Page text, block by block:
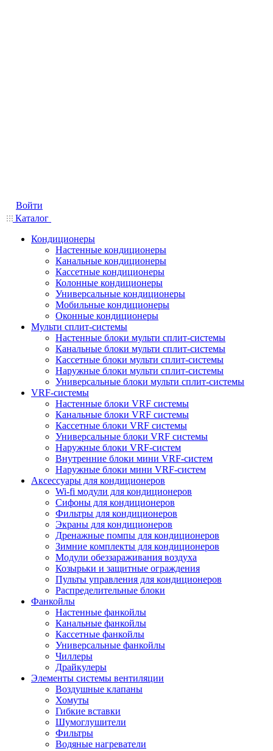
Войти
Каталог
Кондиционеры
Настенные кондиционеры
Канальные кондиционеры
Кассетные кондиционеры
Колонные кондиционеры
Универсальные кондиционеры
Мобильные кондиционеры
Оконные кондиционеры
Мульти сплит-системы
Настенные блоки мульти сплит-системы
Канальные блоки мульти сплит-системы
Кассетные блоки мульти сплит-системы
Наружные блоки мульти сплит-системы
Универсальные блоки мульти сплит-системы
VRF-системы
Настенные блоки VRF системы
Канальные блоки VRF системы
Кассетные блоки VRF системы
Универсальные блоки VRF системы
Наружные блоки VRF-систем
Внутренние блоки мини VRF-систем
Наружные блоки мини VRF-систем
Аксессуары для кондиционеров
Wi-fi модули для кондиционеров
Сифоны для кондиционеров
Фильтры для кондиционеров
Экраны для кондиционеров
Дренажные помпы для кондиционеров
Зимние комплекты для кондиционеров
Модули обеззараживания воздуха
Козырьки и защитные ограждения
Пульты управления для кондиционеров
Распределительные блоки
Фанкойлы
Настенные фанкойлы
Канальные фанкойлы
Кассетные фанкойлы
Универсальные фанкойлы
Чиллеры
Драйкулеры
Элементы системы вентиляции
Воздушные клапаны
Хомуты
Гибкие вставки
Шумоглушители
Фильтры
Водяные нагреватели